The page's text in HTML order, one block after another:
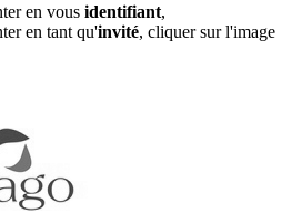
en vous identifiant,
en tant qu'invité, cliquer sur l'image